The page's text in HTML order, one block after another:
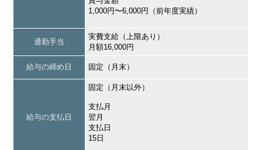
1,000円〜6,000円（前年度実績）
通勤手当
実費支給（上限あり）
月額16,000円
給与の締め日 固定（月末）
給与の支払日
固定（月末以外）
支払月
翌月
支払日
15日